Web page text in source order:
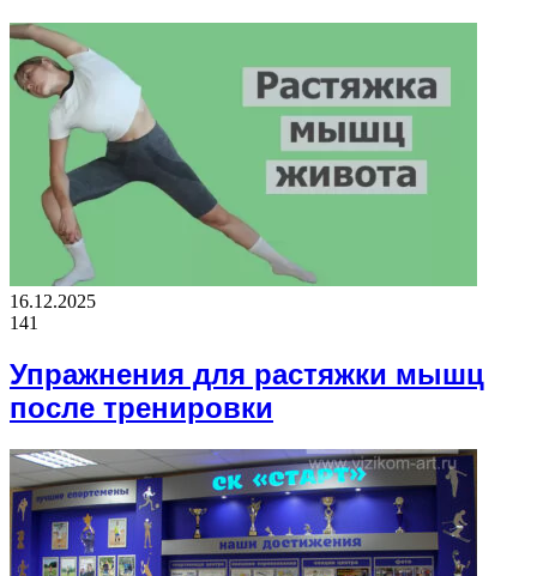
16.12.2025
141
Упражнения для растяжки мышц
после тренировки